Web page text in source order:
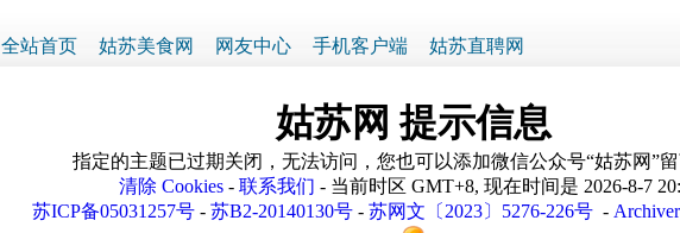
全站首页 姑苏美食网 网友中心 手机客户端
姑苏直聘网
姑苏网 提示信息
指定的主题已过期关闭，无法访问，您也可以添加微信公众号“姑苏网”
清除 Cookies- 联系我们 - 当前时区 GMT+8, 现在时间是 2026-8-7
苏ICP备05031257号 - 苏B2-20140130号 - 苏网文〔2023〕5276-226号 - Archiver